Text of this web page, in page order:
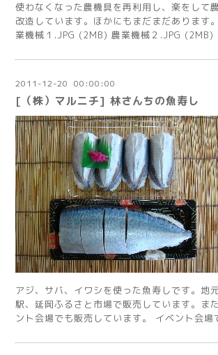
使わなくなった農機具を再利用し、楽をして
改造しています。ほかにもまだまだあります
業機械１.JPG (2MB) 農業機械２.JPG (2MB)
2011 -12-20 00:00:00
[（株）マルニチ] 林さんちの魚寿し
アジ、サバ、イワシを使った魚寿しです。地
駅、延岡ふるさと市場で販売しています。ま
ント会場でも販売しています。 イベント会場